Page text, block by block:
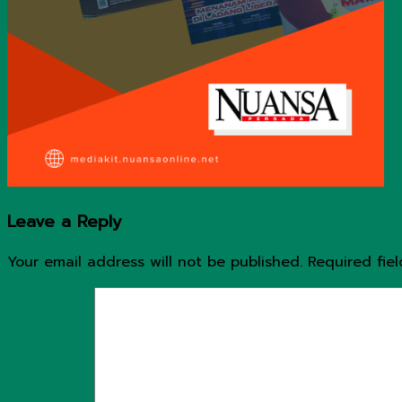
Leave a Reply
Your email address will not be published. Required